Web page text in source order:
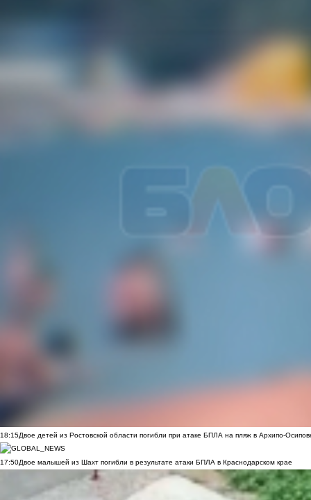
18:15Двое детей из Ростовской области погибли при атаке БПЛА на пляж в Архипо-
17:50Двое малышей из Шахт погибли в результате атаки БПЛА в Краснодарском крае